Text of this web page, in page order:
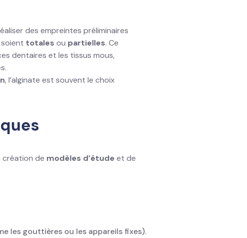
des empreintes préliminaires
soient totales ou partielles. Ce
dentaires et les tissus mous,
, l’alginate est souvent le choix
création de modèles d’étude et de
les gouttières ou les appareils fixes).